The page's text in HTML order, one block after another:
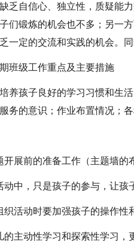
乏自信心、独立性，质疑能
们锻炼的机会也不多；另一
一定的交流和实践的机会。
期班级工作重点及主要措施
养孩子良好的学习习惯和生
务的意识；作业布置情况；各
开展前的准备工作（主题墙的
动中，只是孩子的参与，让孩
织活动时要加强孩子的操作性
的主动性学习和探索性学习，